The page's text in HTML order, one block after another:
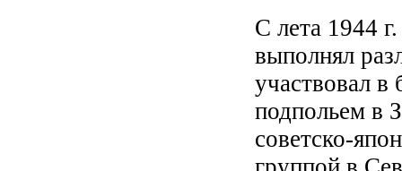
С лета 1944
выполнял
участвовал
подпольем в
советско-